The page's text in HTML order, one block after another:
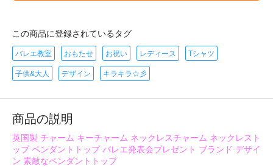
この商品に登録されているタグ
バレエ教室 おもたせ お祝い レディース Tシャツ
子供&大人 デザイン キラキラ☆彡
商品の説明
英国製 チャーム キーチャーム ネックレスチャーム ネックレスト
ップ ペンダントトップ バレエ発表会プレゼント ブランド デザイ
ン 素敵なペンダントトップ